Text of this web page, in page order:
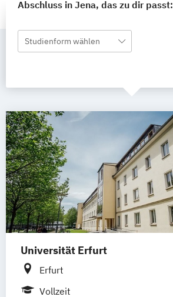
Abschluss in Jena, das zu dir passt:
Studienform wählen
Universität Erfurt
Erfurt
Vollzeit